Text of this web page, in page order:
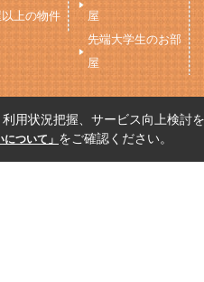
上の物件
屋
先端大学生のお部
屋
用状況把握、サービス向上検討
ついて」 をご確認ください。